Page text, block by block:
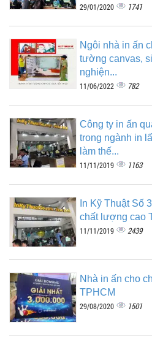
29/01/2020 1741
Ngôi nhà in ấn
tường canvas,
nghiện...
11/06/2022 782
Công ty in ấn
trong ngành in
làm thế...
11/11/2019 1163
In Kỹ Thuật Số
chất lượng cao
11/11/2019 2439
Nhà in ấn cho
TPHCM
29/08/2020 1501